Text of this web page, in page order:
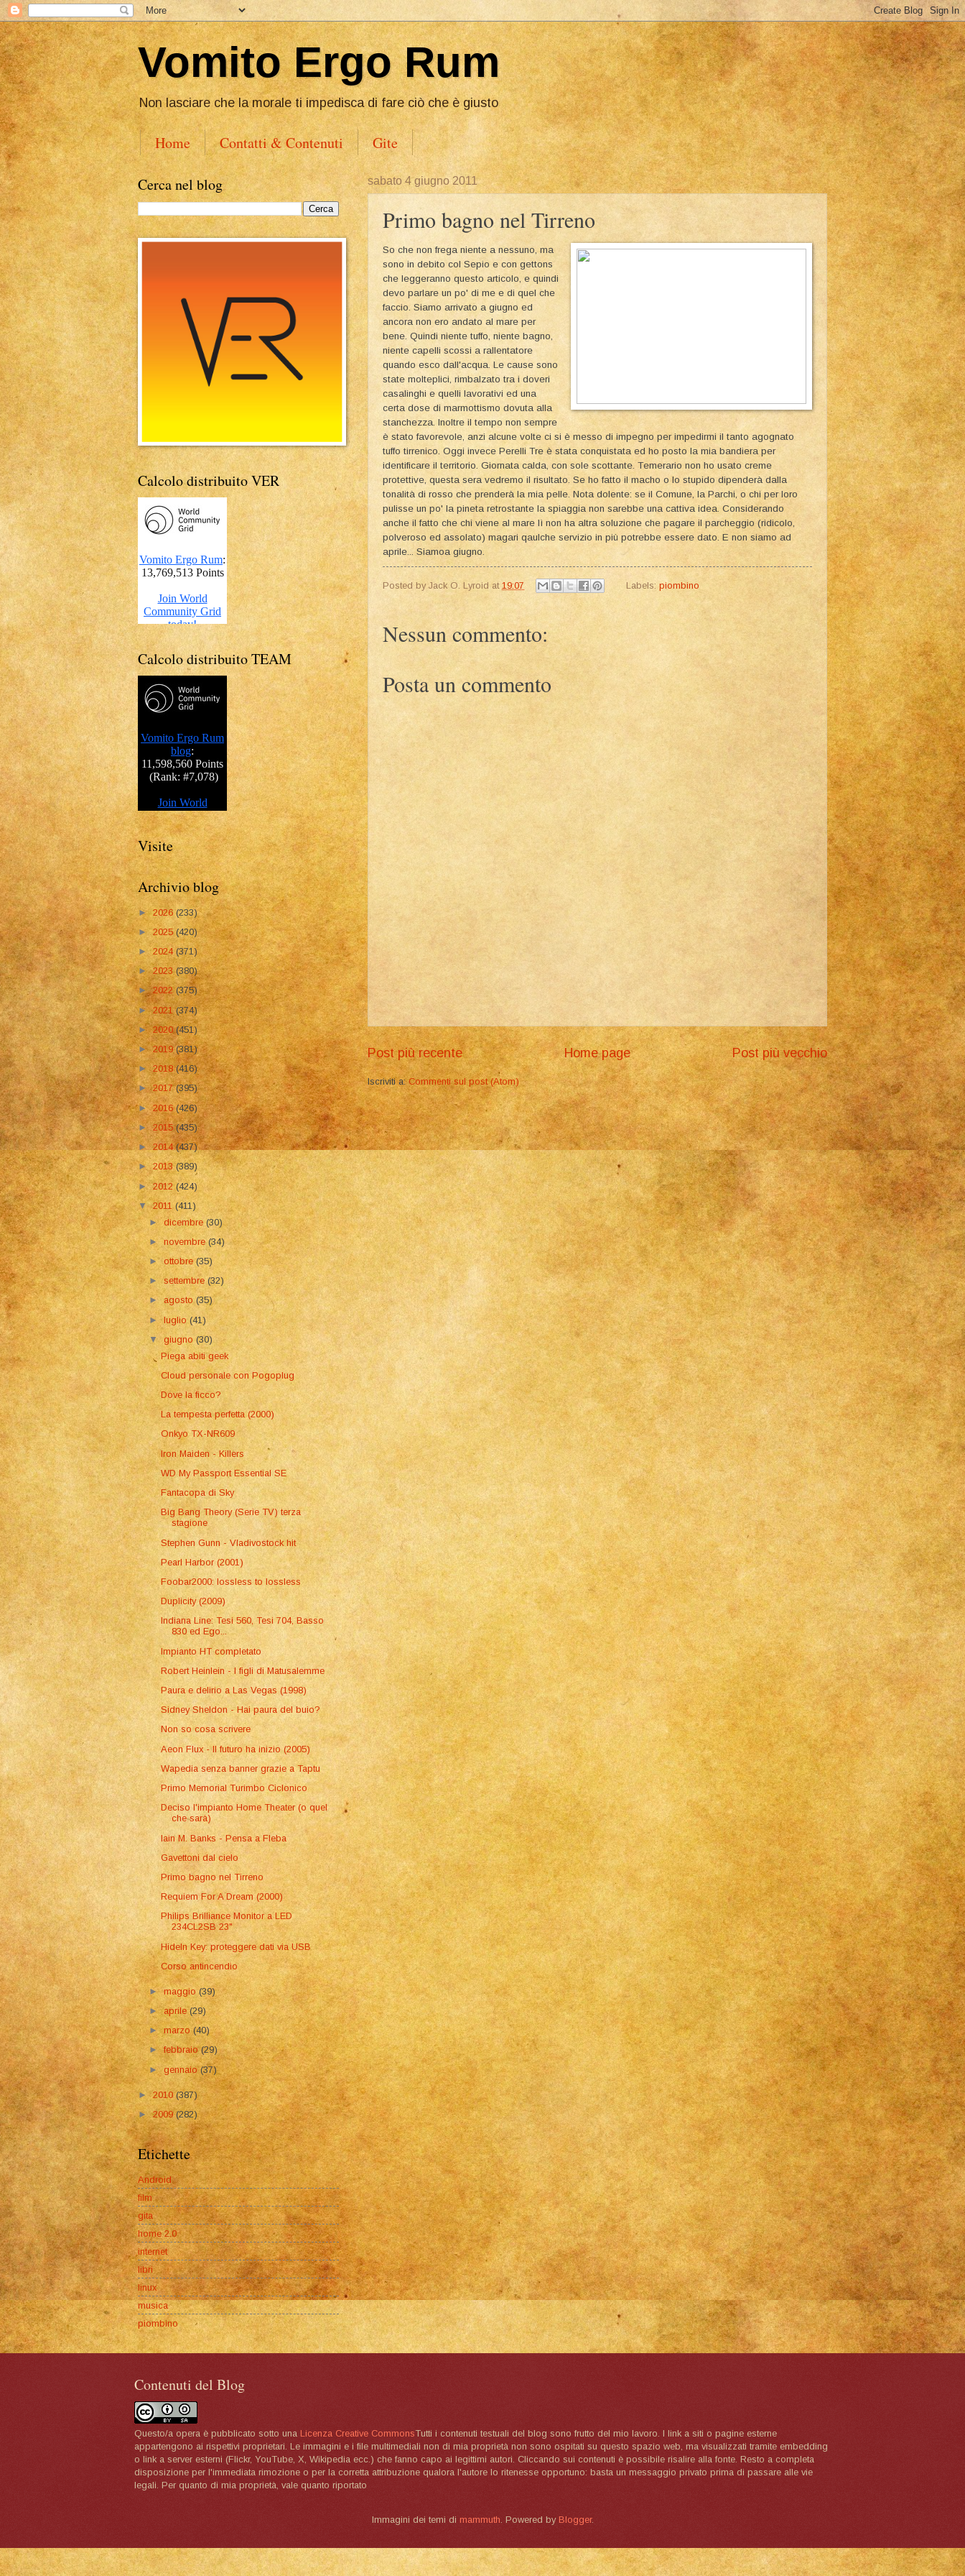
Vomito Ergo Rum
Non lasciare che la morale ti impedisca di fare ciò che è giusto
Home Contatti & Contenuti Gite
sabato 4 giugno 2011
Primo bagno nel Tirreno
So che non frega niente a nessuno, ma
sono in debito col Sepio e con gettons
che leggeranno questo articolo, e quindi
devo parlare un po' di me e di quel che
faccio. Siamo arrivato a giugno ed
ancora non ero andato al mare per
bene. Quindi niente tuffo, niente bagno,
niente capelli scossi a rallentatore
quando esco dall'acqua. Le cause sono
state molteplici, rimbalzato tra i doveri
casalinghi e quelli lavorativi ed una
certa dose di marmottismo dovuta alla
stanchezza. Inoltre il tempo non sempre
è stato favorevole, anzi alcune volte ci si è messo di impegno per impedirmi il tanto agognato
tuffo tirrenico. Oggi invece Perelli Tre è stata conquistata ed ho posto la mia bandiera per
identificare il territorio. Giornata calda, con sole scottante. Temerario non ho usato creme
protettive, questa sera vedremo il risultato. Se ho fatto il macho o lo stupido dipenderà dalla
tonalità di rosso che prenderà la mia pelle. Nota dolente: se il Comune, la Parchi, o chi per loro
pulisse un po' la pineta retrostante la spiaggia non sarebbe una cattiva idea. Considerando
anche il fatto che chi viene al mare lì non ha altra soluzione che pagare il parcheggio (ridicolo,
polveroso ed assolato) magari qaulche servizio in più potrebbe essere dato. E non siamo ad
aprile... Siamoa giugno.
Posted by Jack O. Lyroid at 19:07 Labels: piombino
Nessun commento:
Posta un commento
Post più recente Post più vecchio
Home page
Iscriviti a:Commenti sul post (Atom)
Cerca nel blog
Calcolo distribuito VER
Calcolo distribuito TEAM
Visite
Archivio blog
► 2026(233)
►2025(420)
►2024 (371)
►2023(380)
►2022 (375)
►2021(374)
►2020(451)
►2019(381)
►2018(416)
►2017(395)
►2016(426)
►2015(435)
►2014(437)
►2013(389)
►2012(424)
▼2011(411)
►dicembre(30)
►novembre(34)
►ottobre(35)
►settembre(32)
►agosto(35)
►luglio(41)
▼giugno(30)
Piega abiti geek
Cloud personale con Pogoplug
Dove la ficco?
La tempesta perfetta (2000)
Onkyo TX-NR609
Iron Maiden - Killers
WD My Passport Essential SE
Fantacopa di Sky
Big Bang Theory (Serie TV) terza
stagione
Stephen Gunn - Vladivostock hit
Pearl Harbor (2001)
Foobar2000: lossless to lossless
Duplicity (2009)
Indiana Line: Tesi 560, Tesi 704, Basso
830 ed Ego...
Impianto HT completato
Robert Heinlein - I figli di Matusalemme
Paura e delirio a Las Vegas (1998)
Sidney Sheldon - Hai paura del buio?
Non so cosa scrivere
Aeon Flux - Il futuro ha inizio (2005)
Wapedia senza banner grazie a Taptu
Primo Memorial Turimbo Ciclonico
Deciso l'impianto Home Theater (o quel
che sarà)
Iain M. Banks - Pensa a Fleba
Gavettoni dal cielo
Primo bagno nel Tirreno
Requiem For A Dream (2000)
Philips Brilliance Monitor a LED
234CL2SB 23"
HideIn Key: proteggere dati via USB
Corso antincendio
►maggio(39)
►aprile(29)
►marzo(40)
►febbraio(29)
►gennaio(37)
►2010(387)
►2009(282)
Etichette
Android
film
gita
home 2.0
internet
libri
linux
musica
piombino
Contenuti del Blog
Questo/a opera è pubblicato sotto una Licenza Creative CommonsTutti i contenuti testuali del blog sono frutto del mio lavoro. I link a siti o pagine esterne
appartengono ai rispettivi proprietari. Le immagini e i file multimediali non di mia proprietà non sono ospitati su questo spazio web, ma visualizzati tramite embedding
o link a server esterni (Flickr, YouTube, X, Wikipedia ecc.) che fanno capo ai legittimi autori. Cliccando sui contenuti è possibile risalire alla fonte. Resto a completa
disposizione per l'immediata rimozione o per la corretta attribuzione qualora l'autore lo ritenesse opportuno: basta un messaggio privato prima di passare alle vie
legali. Per quanto di mia proprietà, vale quanto riportato
Immagini dei temi di mammuth. Powered by Blogger.